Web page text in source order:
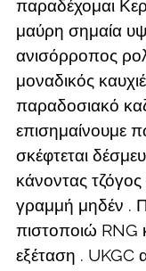
παραδέχομαι
μαύρη σημαία
ανισόρροπος
μοναδικός
παραδοσιακό
επισημαίνουμε
σκέφτεται
κάνοντας
γραμμή μηδέν .
πιστοποιώ RNG
εξέταση . UKGC